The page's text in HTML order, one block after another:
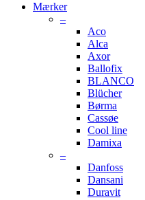
Mærker
–
Aco
Alca
Axor
Ballofix
BLANCO
Blücher
Børma
Cassøe
Cool line
Damixa
–
Danfoss
Dansani
Duravit